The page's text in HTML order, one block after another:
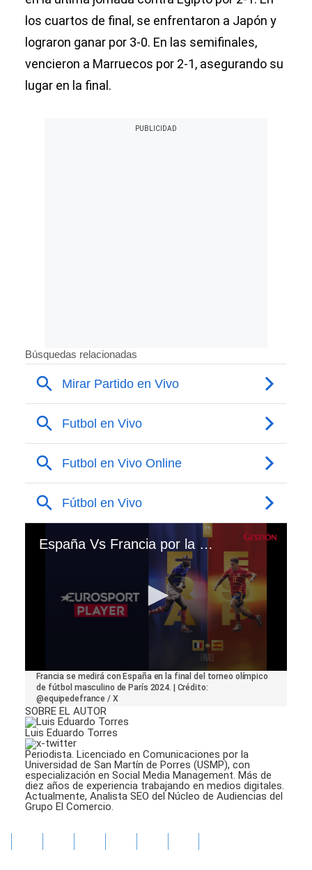
los cuartos de final, se enfrentaron a Japón y
lograron ganar por 3-0. En las semifinales,
vencieron a Marruecos por 2-1, asegurando su
lugar en la final.
España Vs Francia por la Final del Fútbol Masculino de los JJOO París 2024 por Eurosport Player
seconds
1
minute,
51
seconds
Francia se medirá con España en la final del torneo olímpico
de fútbol masculino de París 2024. | Crédito:
@equipedefrance / X
SOBRE EL AUTOR
Luis Eduardo Torres
Periodista. Licenciado en Comunicaciones por la
Universidad de San Martín de Porres (USMP), con
especialización en Social Media Management. Más de
diez años de experiencia trabajando en medios digitales.
Actualmente, Analista SEO del Núcleo de Audiencias del
Grupo El Comercio.